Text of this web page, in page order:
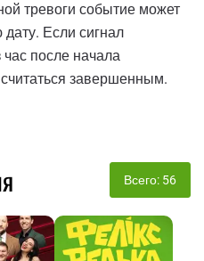
тревоги событие может
Если сигнал
час после начала
завершенным.
Всего: 56